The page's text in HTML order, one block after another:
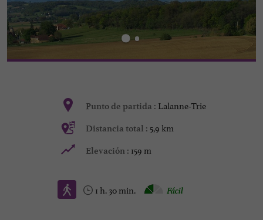
Punto de partida : Lalanne-Trie
Distancia total : 5,9 km
Elevación : 159 m
1 h. 30 min. Fácil